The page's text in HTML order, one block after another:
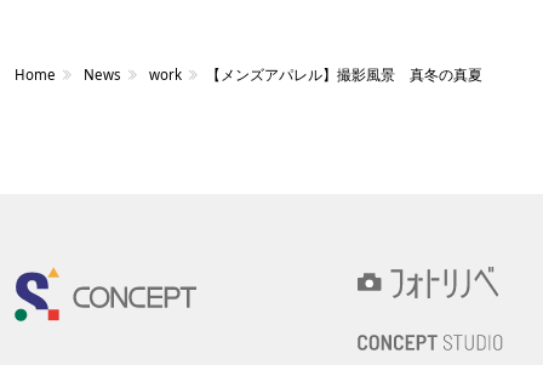
Home News work 【メンズアパレル】撮影風景 真冬の真夏